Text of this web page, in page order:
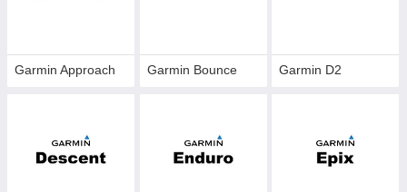
Garmin Approach Garmin Bounce Garmin D2